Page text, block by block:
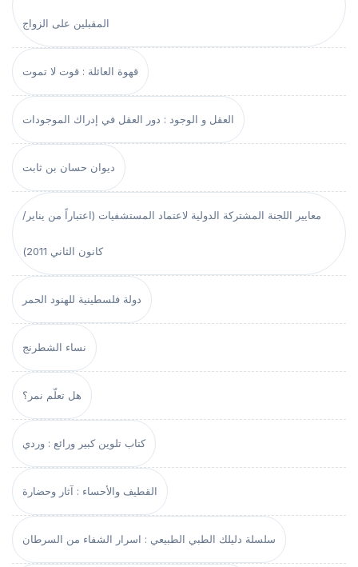
المقبلين على الزواج
قهوة العائلة : قوت لا تموت
العقل و الوجود : دور العقل في إدراك الموجودات
ديوان حسان بن ثابت
معايير اللجنة المشتركة الدولية لاعتماد المستشفيات (اعتباراً من يناير/
كانون الثاني 2011)
دولة فلسطينية للهنود الحمر
نساء الشطرنج
هل تعلّم نمر؟
كتاب تلوين كبير ورائع : وردي
القطيف والأحساء : آثار وحضارة
سلسلة دليلك الطبي الطبيعي : اسرار الشفاء من السرطان